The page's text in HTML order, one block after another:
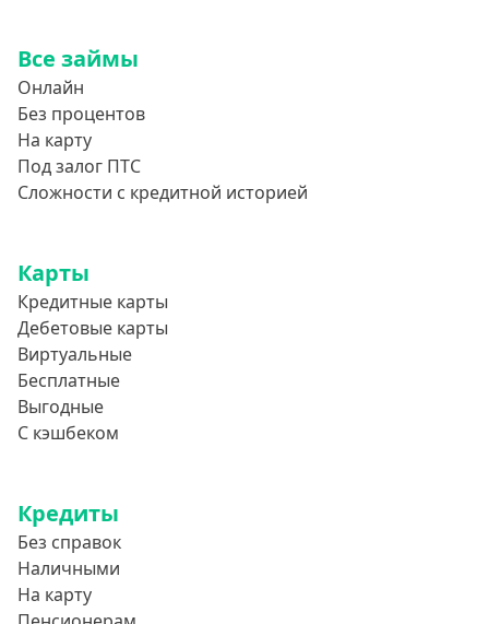
Все займы
Онлайн
Без процентов
На карту
Под залог ПТС
Сложности с кредитной историей
Карты
Кредитные карты
Дебетовые карты
Виртуальные
Бесплатные
Выгодные
С кэшбеком
Кредиты
Без справок
Наличными
На карту